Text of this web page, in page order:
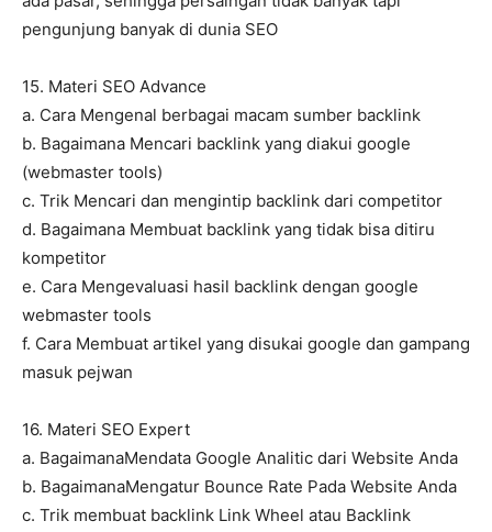
pengunjung banyak di dunia SEO
15. Materi SEO Advance
a. Cara Mengenal berbagai macam sumber backlink
b. Bagaimana Mencari backlink yang diakui google
(webmaster tools)
c. Trik Mencari dan mengintip backlink dari competitor
d. Bagaimana Membuat backlink yang tidak bisa ditiru
kompetitor
e. Cara Mengevaluasi hasil backlink dengan google
webmaster tools
f. Cara Membuat artikel yang disukai google dan gampang
masuk pejwan
16. Materi SEO Expert
a. BagaimanaMendata Google Analitic dari Website Anda
b. BagaimanaMengatur Bounce Rate Pada Website Anda
c. Trik membuat backlink Link Wheel atau Backlink